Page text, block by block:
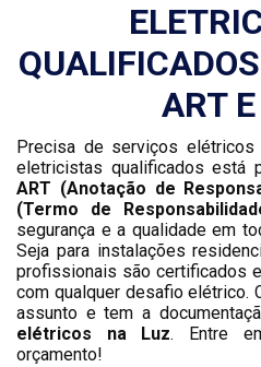
ART
Precisa de serviços
eletricistas qualificados está
ART (Anotação de
(Termo de
segurança e a qualidade em
Seja para instalações
profissionais são certificados
com qualquer desafio elétrico.
assunto e tem a
elétricos na Luz. Entre
orçamento!